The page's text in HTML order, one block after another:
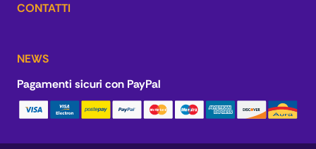
CONTATTI
NEWS
Pagamenti sicuri con PayPal